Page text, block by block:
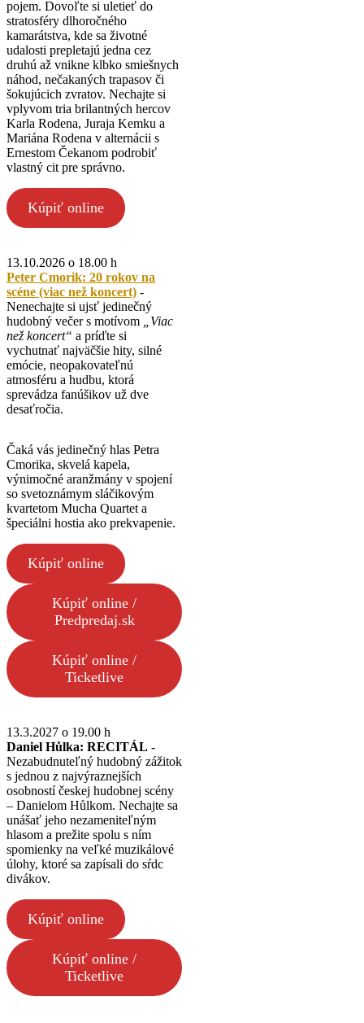
pojem. Dovoľte si uletieť do
stratosféry dlhoročného
kamarátstva, kde sa životné
udalosti prepletajú jedna cez
druhú až vnikne klbko smiešnych
náhod, nečakaných trapasov či
šokujúcich zvratov. Nechajte si
vplyvom tria brilantných hercov
Karla Rodena, Juraja Kemku a
Mariána Rodena v alternácii s
Ernestom Čekanom podrobiť
vlastný cit pre správno.
Kúpiť online
13.10.2026 o 18.00 h
Peter Cmorik: 20 rokov na
scéne (viac než koncert) -
Nenechajte si ujsť jedinečný
hudobný večer s motívom
„Viac
než koncert“ a príďte si
vychutnať najväčšie hity, silné
emócie, neopakovateľnú
atmosféru a hudbu, ktorá
sprevádza fanúšikov už dve
desaťročia.
Čaká vás jedinečný hlas Petra
Cmorika, skvelá kapela,
výnimočné aranžmány v spojení
so svetoznámym sláčikovým
kvartetom Mucha Quartet a
špeciálni hostia ako prekvapenie.
Kúpiť online
Kúpiť online /
Predpredaj.sk
Kúpiť online /
Ticketlive
13.3.2027 o 19.00 h
Daniel Hůlka: RECITÁL -
Nezabudnuteľný hudobný zážitok
s jednou z najvýraznejších
osobností českej hudobnej scény
– Danielom Hůlkom. Nechajte sa
unášať jeho nezameniteľným
hlasom a prežite spolu s ním
spomienky na veľké muzikálové
úlohy, ktoré sa zapísali do sŕdc
divákov.
Kúpiť online
Kúpiť online /
Ticketlive